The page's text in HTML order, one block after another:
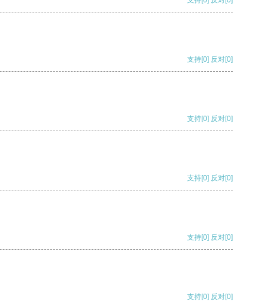
支持[0] 反对[0]
支持[0] 反对[0]
支持[0] 反对[0]
支持[0] 反对[0]
支持[0] 反对[0]